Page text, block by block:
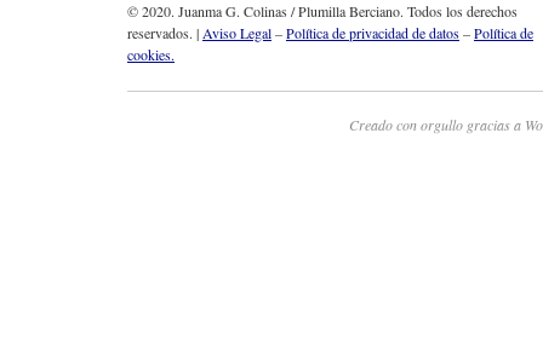
© 2020. Juanma G. Colinas / Plumilla Berciano. Todos los derechos
reservados. |Aviso Legal–Política de privacidad de datos–Política de
cookies.
Creado con orgullo gracias a